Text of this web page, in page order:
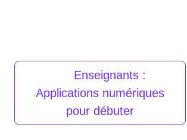
Enseignants :
Applications numériques
pour débuter